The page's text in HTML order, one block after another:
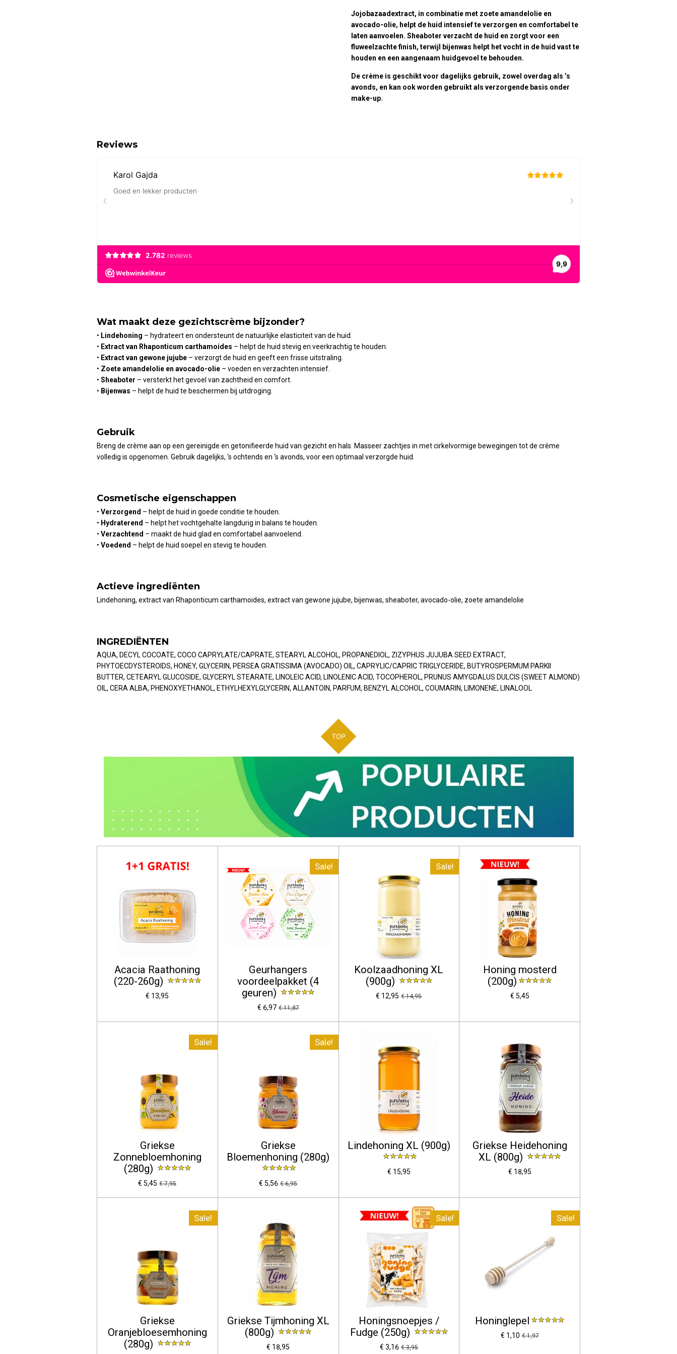
Jojobazaadextract, in combinatie met zoete amandelolie en
avocado-olie, helpt de huid intensief te verzorgen en comfortabel te
laten aanvoelen. Sheaboter verzacht de huid en zorgt voor een
fluweelzachte finish, terwijl bijenwas helpt het vocht in de huid vast te
houden en een aangenaam huidgevoel te behouden.
De crème is geschikt voor dagelijks gebruik, zowel overdag als ’s
avonds, en kan ook worden gebruikt als verzorgende basis onder
make-up.
Reviews
Wat maakt deze gezichtscrème bijzonder?
• Lindehoning – hydrateert en ondersteunt de natuurlijke elasticiteit van de huid.
• Extract van Rhaponticum carthamoides – helpt de huid stevig en veerkrachtig te houden.
• Extract van gewone jujube – verzorgt de huid en geeft een frisse uitstraling.
• Zoete amandelolie en avocado-olie – voeden en verzachten intensief.
• Sheaboter – versterkt het gevoel van zachtheid en comfort.
• Bijenwas – helpt de huid te beschermen bij uitdroging.
Gebruik
Breng de crème aan op een gereinigde en getonifieerde huid van gezicht en hals. Masseer zachtjes in met cirkelvormige bewegingen tot de crème
volledig is opgenomen. Gebruik dagelijks, ‘s ochtends en ‘s avonds, voor een optimaal verzorgde huid.
Cosmetische eigenschappen
• Verzorgend – helpt de huid in goede conditie te houden.
• Hydraterend – helpt het vochtgehalte langdurig in balans te houden.
• Verzachtend – maakt de huid glad en comfortabel aanvoelend.
• Voedend – helpt de huid soepel en stevig te houden.
Actieve ingrediënten
Lindehoning, extract van Rhaponticum carthamoides, extract van gewone jujube, bijenwas, sheaboter, avocado-olie, zoete amandelolie
INGREDIËNTEN
AQUA, DECYL COCOATE, COCO CAPRYLATE/CAPRATE, STEARYL ALCOHOL, PROPANEDIOL, ZIZYPHUS JUJUBA SEED EXTRACT,
PHYTOECDYSTEROIDS, HONEY, GLYCERIN, PERSEA GRATISSIMA (AVOCADO) OIL, CAPRYLIC/CAPRIC TRIGLYCERIDE, BUTYROSPERMUM PARKII
BUTTER, CETEARYL GLUCOSIDE, GLYCERYL STEARATE, LINOLEIC ACID, LINOLENIC ACID, TOCOPHEROL, PRUNUS AMYGDALUS DULCIS (SWEET ALMOND)
OIL, CERA ALBA, PHENOXYETHANOL, ETHYLHEXYLGLYCERIN, ALLANTOIN, PARFUM, BENZYL ALCOHOL, COUMARIN, LIMONENE, LINALOOL
TOP
Acacia Raathoning
(220-260g)
€ 13,95
Sale!
Geurhangers
voordeelpakket (4
geuren)
€ 6,97 € 11,87
Sale!
Koolzaadhoning XL
(900g)
€ 12,95 € 14,95
Honing mosterd
(200g)
€ 5,45
Sale!
Griekse
Zonnebloemhoning
(280g)
€ 5,45 € 7,95
Sale!
Griekse
Bloemenhoning (280g)
€ 5,56 € 6,95
Lindehoning XL (900g)
€ 15,95
Griekse Heidehoning
XL (800g)
€ 18,95
Sale!
Griekse
Oranjebloesemhoning
(280g)
Griekse Tijmhoning XL
(800g)
€ 18,95
Sale!
Honingsnoepjes /
Fudge (250g)
€ 3,16 € 3,95
Sale!
Honinglepel
€ 1,10 € 1,97